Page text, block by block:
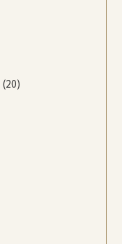
(20)